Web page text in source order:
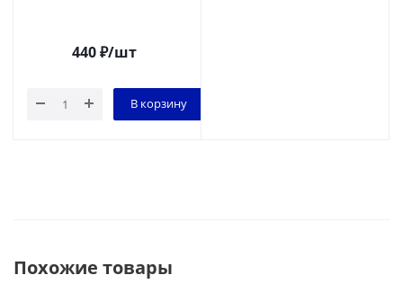
440₽/шт
В корзину
Похожие товары